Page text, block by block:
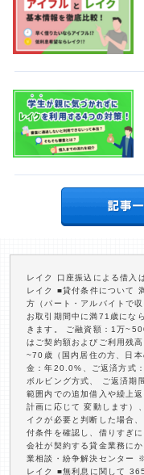
レイク 口座振込による借入
レイク ■貸付条件について
方（パート・アルバイトで
お取引期間中に満71歳にな
きます。 ご融資額：1万
はご契約額およびご利用残
~70歳（国内居住の方、日
金：年20.0%、ご返済方式
ボルビング方式、 ご返済期
範囲内での追加借入や繰上
計画に応じて 変動します）
イクが必要と判断した場合
付条件を確認し、借りすぎ
会社が契約する貸金業務に
業相談・紛争解決センター
レイク ■無利息に関して